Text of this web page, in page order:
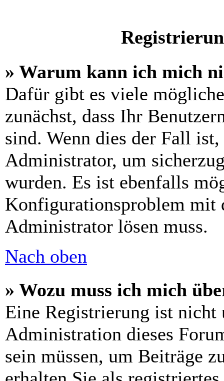
» Warum kann ich mich
Dafür gibt es viele
zunächst, dass Ihr
sind. Wenn dies der Fall
Administrator, um
wurden. Es ist ebenfalls
Konfigurationsproblem mit
Administrator lösen muss.
Nach oben
» Wozu muss ich mich
Eine Registrierung ist
Administration dieses
sein müssen, um Beiträge